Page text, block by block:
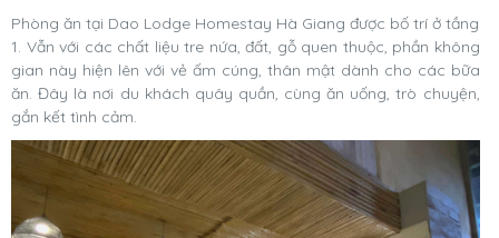
Phòng ăn tại Dao Lodge Homestay Hà Giang được bố trí ở tầng
1. Vẫn với các chất liệu tre nứa, đất, gỗ quen thuộc, phần không
gian này hiện lên với vẻ ấm cúng, thân mật dành cho các bữa
ăn. Đây là nơi du khách quây quần, cùng ăn uống, trò chuyện,
gắn kết tình cảm.